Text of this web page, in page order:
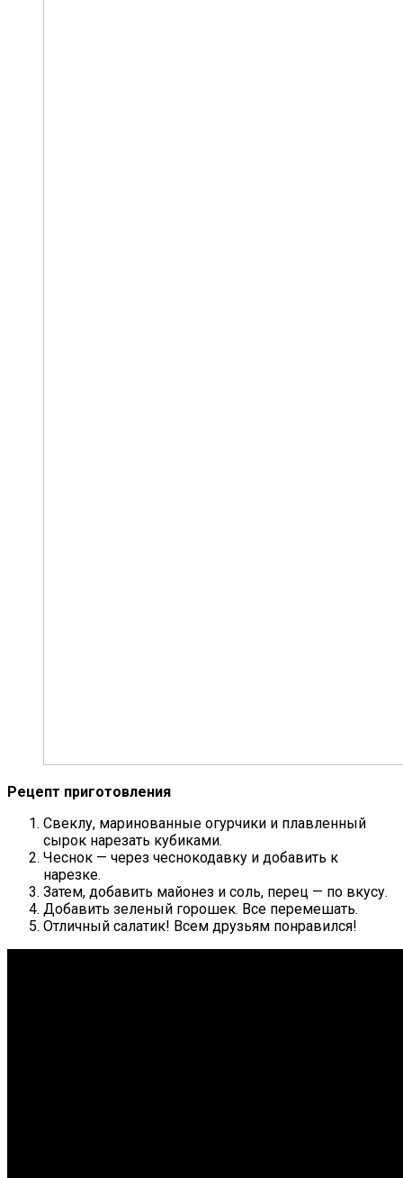
Рецепт приготовления
Свеклу, маринованные огурчики и плавленный
сырок нарезать кубиками.
Чеснок — через чеснокодавку и добавить к
нарезке.
Затем, добавить майонез и соль, перец — по вкусу.
Добавить зеленый горошек. Все перемешать.
Отличный салатик! Всем друзьям понравился!